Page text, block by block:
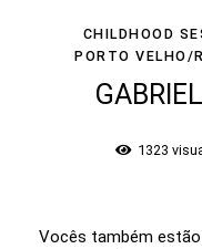
CHILDHOOD
PORTO VELHO/
1323
Vocês também